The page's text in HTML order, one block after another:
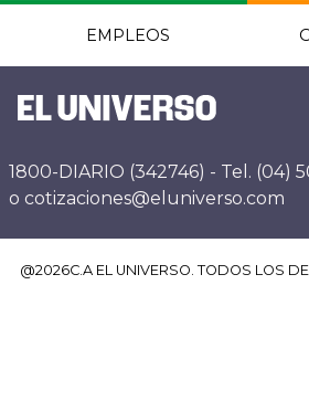
EMPLEOS
1800-DIARIO (342746) - Tel. (04)
o cotizaciones@eluniverso.com
@2026C.A EL UNIVERSO. TODOS LOS